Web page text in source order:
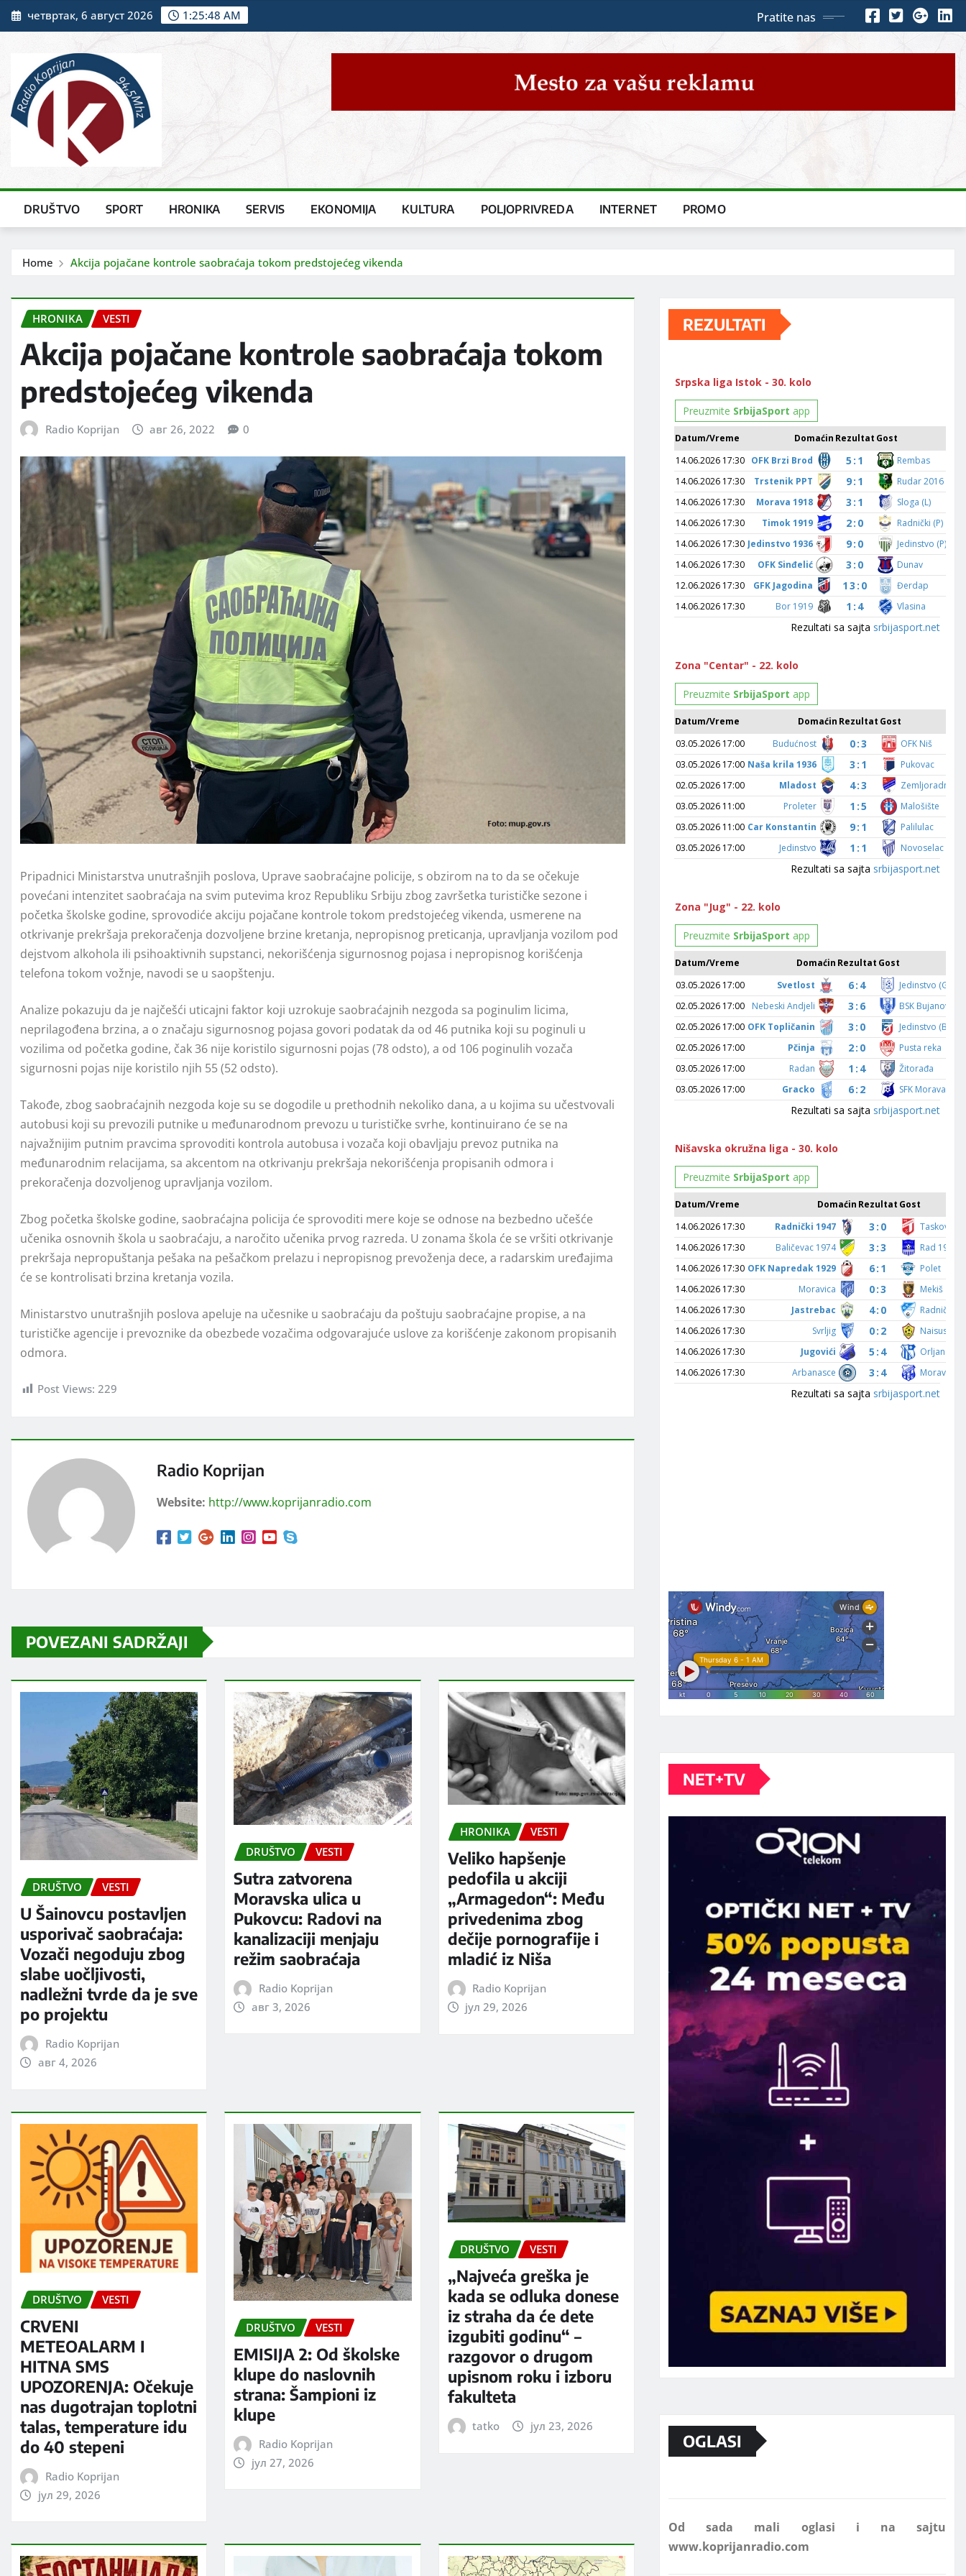
Skip
to
четвртак, 6 август 2026 1:25:50 AM Pratite nas
DRUŠTVO SPORT HRONIKA SERVIS EKONOMIJA KULTURA POLJOPRIVREDA INTERNET PROMO
Home Akcija pojačane kontrole saobraćaja tokom predstojećeg vikenda
HRONIKA VESTI
Akcija pojačane kontrole saobraćaja tokom
predstojećeg vikenda
Radio Koprijan авг 26, 2022 0
Pripadnici Ministarstva unutrašnjih poslova, Uprave saobraćajne policije, s obzirom na to da se očekuje
povećani intenzitet saobraćaja na svim putevima kroz Republiku Srbiju zbog završetka turističke sezone i
početka školske godine, sprovodiće akciju pojačane kontrole tokom predstojećeg vikenda, usmerene na
otkrivanje prekršaja prekoračenja dozvolјene brzine kretanja, nepropisnog preticanja, upravlјanja vozilom pod
dejstvom alkohola ili psihoaktivnih supstanci, nekorišćenja sigurnosnog pojasa i nepropisnog korišćenja
telefona tokom vožnje, navodi se u saopštenju.
Analize pokazuju da je najčešći uticajni faktor koji uzrokuje saobraćajnih nezgoda sa poginulim licima,
neprilagođena brzina, a o značaju sigurnosnog pojasa govori podatak da od 46 putnika koji su poginuli u
vozilima od početka godine, čak 36 nije koristilo sigurnosni pojas (78 odsto), a od 106 poginulih vozača
sigurnosni pojas nije koristilo njih 55 (52 odsto).
Takođe, zbog saobraćajnih nezgoda koje su se dogodile u prethodnih nekoliko dana, a u kojima su učestvovali
autobusi koji su prevozili putnike u međunarodnom prevozu u turističke svrhe, kontinuirano će se na
najvažnijim putnim pravcima sprovoditi kontrola autobusa i vozača koji obavlјaju prevoz putnika na
međunarodnim relacijama, sa akcentom na otkrivanju prekršaja nekorišćenja propisanih odmora i
prekoračenja dozvolјenog upravlјanja vozilom.
Zbog početka školske godine, saobraćajna policija će sprovoditi mere koje se odnose na bezbedno učešće
učenika osnovnih škola u saobraćaju, a naročito učenika prvog razreda. U zonama škola će se vršiti otkrivanje
prekršaja nepropuštanja pešaka na pešačkom prelazu i nepropisnog prevoženja dece, a radarskim uređajima
će se kontrolisati brzina kretanja vozila.
Ministarstvo unutrašnjih poslova apeluje na učesnike u saobraćaju da poštuju saobraćajne propise, a na
turističke agencije i prevoznike da obezbede vozačima odgovarajuće uslove za korišćenje zakonom propisanih
odmora.
Post Views: 229
Radio Koprijan
Website: http://www.koprijanradio.com
POVEZANI SADRŽAJI
DRUŠTVO VESTI
U Šainovcu postavljen
usporivač saobraćaja:
Vozači negoduju zbog
slabe uočljivosti,
nadležni tvrde da je sve
po projektu
Radio Koprijan
авг 4, 2026
DRUŠTVO VESTI
Sutra zatvorena
Moravska ulica u
Pukovcu: Radovi na
kanalizaciji menjaju
režim saobraćaja
Radio Koprijan
авг 3, 2026
HRONIKA VESTI
Veliko hapšenje
pedofila u akciji
„Armagedon“: Među
privedenima zbog
dečije pornografije i
mladić iz Niša
Radio Koprijan
јул 29, 2026
DRUŠTVO VESTI
CRVENI
METEOALARM I
HITNA SMS
UPOZORENJA: Očekuje
nas dugotrajan toplotni
talas, temperature idu
do 40 stepeni
Radio Koprijan
јул 29, 2026
DRUŠTVO VESTI
EMISIJA 2: Od školske
klupe do naslovnih
strana: Šampioni iz
klupe
Radio Koprijan
јул 27, 2026
DRUŠTVO VESTI
„Najveća greška je
kada se odluka donese
iz straha da će dete
izgubiti godinu“ –
razgovor o drugom
upisnom roku i izboru
fakulteta
tatko јул 23, 2026
REZULTATI
NET+TV
OGLASI
Marketing telefon 062 463 002